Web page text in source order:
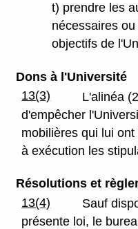
t) prendre les
nécessaires
objectifs de
Dons à l'Université
13(3)
L'alinéa
d'empêcher
mobilières qui lui
à exécution les
Résolutions et
13(4)
Sauf
présente loi, le